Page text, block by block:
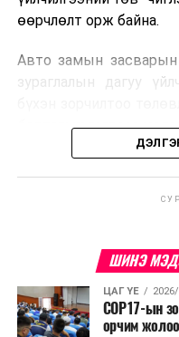
боловсруулах
Ийнхүү лаг хатаах,
улсад өргөн ашиглаж
өөрчлөлт орж байна.
Авто замын засварын
зураглалын дагуу
бодлогын газраас
ШИНЭ
ЦАГ ҮЕ
COP17-ын
орчим